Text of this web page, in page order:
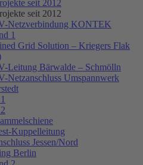
seit 2012
seit 2012
Netzverbindung KONTEK
1
Grid Solution – Kriegers Flak
Leitung Bärwalde – Schmölln
Netzanschluss Umspannwerk
Kuppelleitung
Jessen/Nord
Berlin